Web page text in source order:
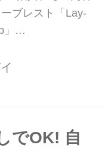
ブレスト「Lay-
各社の注目の新
今回はノーブレス
でOK! 自